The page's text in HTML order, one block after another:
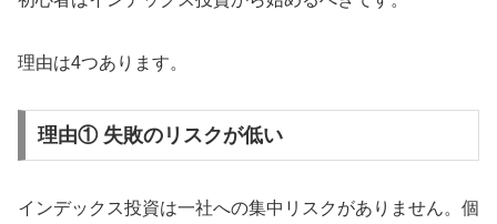
理由は4つあります。
理由① 失敗のリスクが低い
インデックス投資は一社への集中リスクがありません。個